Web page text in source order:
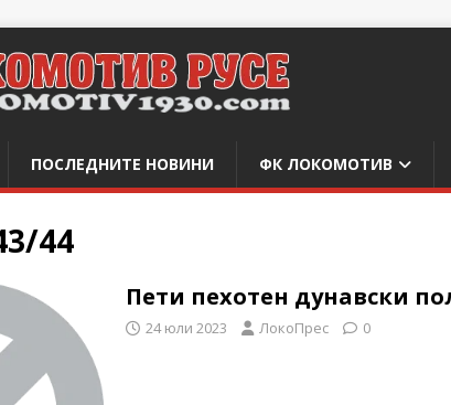
ПОСЛЕДНИТЕ НОВИНИ ФК ЛОКОМОТИВ
44
Пети пехотен дунавски
24 юли 2023 ЛокоПрес 0